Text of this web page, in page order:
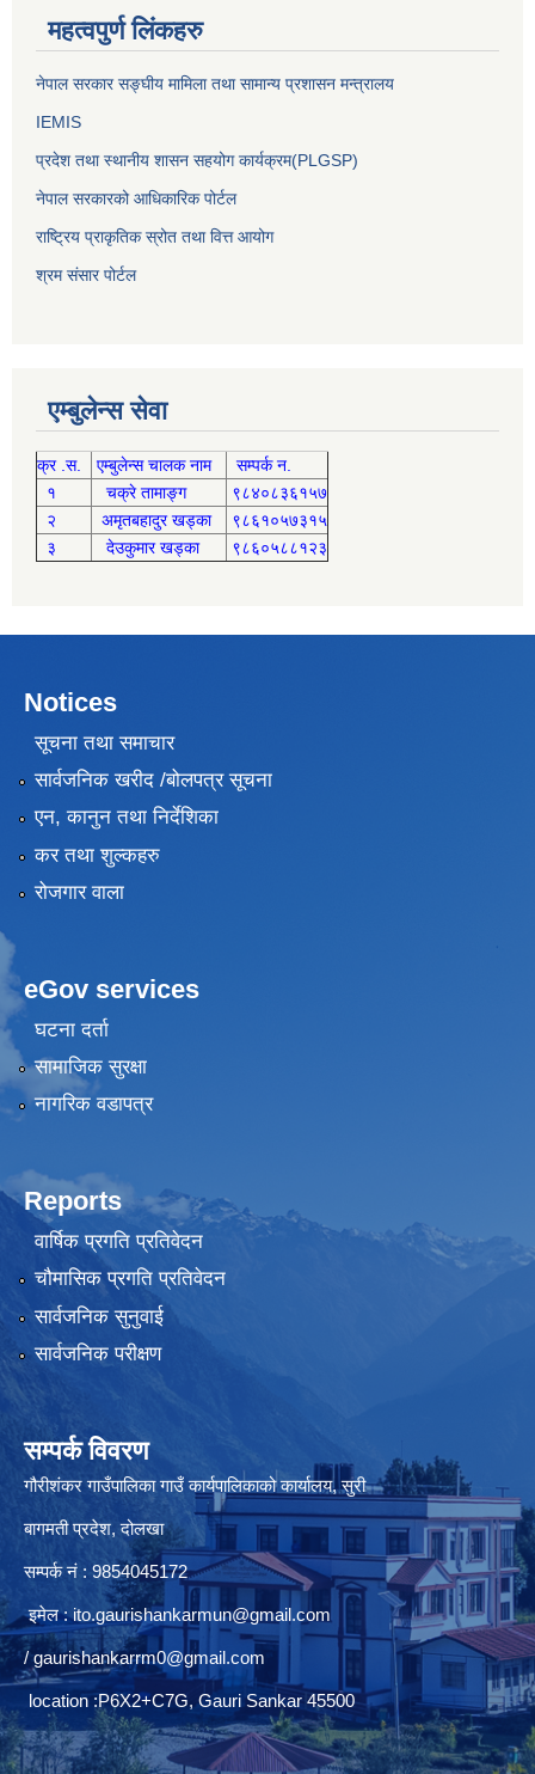
महत्वपुर्ण लिंकहरु
नेपाल सरकार सङ्घीय मामिला तथा सामान्य प्रशासन मन्त्रालय
IEMIS
प्रदेश तथा स्थानीय शासन सहयोग कार्यक्रम(PLGSP)
नेपाल सरकारको आधिकारिक पोर्टल
राष्ट्रिय प्राकृतिक स्रोत तथा वित्त आयोग
श्रम संसार पोर्टल
एम्बुलेन्स सेवा
क्र .स. एम्बुलेन्स चालक नाम
सम्पर्क न.
१
चक्रे तामाङ्ग
९८४०८३६१५७
२
अमृतबहादुर खड्का
९८६१०५७३१५
३
देउकुमार खड्का ९८६०५८८१२३
Notices
सूचना तथा समाचार
सार्वजनिक खरीद /बोलपत्र सूचना
एन, कानुन तथा निर्देशिका
कर तथा शुल्कहरु
रोजगार वाला
eGov services
घटना दर्ता
सामाजिक सुरक्षा
नागरिक वडापत्र
Reports
वार्षिक प्रगति प्रतिवेदन
चौमासिक प्रगति प्रतिवेदन
सार्वजनिक सुनुवाई
सार्वजनिक परीक्षण
सम्पर्क विवरण
गौरीशंकर गाउँपालिका गाउँ कार्यपालिकाको कार्यालय, सुरी
बागमती प्रदेश, दोलखा
सम्पर्क नं : 9854045172
इमेल :ito.gaurishankarmun@gmail.com
/gaurishankarrm0@gmail.com
location :P6X2+C7G, Gauri Sankar 45500